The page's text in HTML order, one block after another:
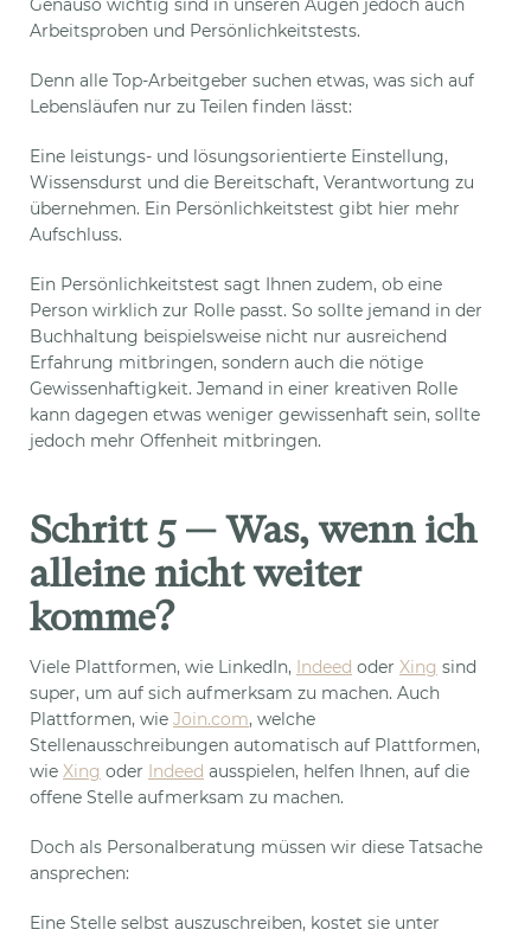
Genauso wichtig sind in unseren Augen jedoch auch
Arbeitsproben und Persönlichkeitstests.
Denn alle Top-Arbeitgeber suchen etwas, was sich auf
Lebensläufen nur zu Teilen finden lässt:
Eine leistungs- und lösungsorientierte Einstellung,
Wissensdurst und die Bereitschaft, Verantwortung zu
übernehmen. Ein Persönlichkeitstest gibt hier mehr
Aufschluss.
Ein Persönlichkeitstest sagt Ihnen zudem, ob eine
Person wirklich zur Rolle passt. So sollte jemand in der
Buchhaltung beispielsweise nicht nur ausreichend
Erfahrung mitbringen, sondern auch die nötige
Gewissenhaftigkeit. Jemand in einer kreativen Rolle
kann dagegen etwas weniger gewissenhaft sein, sollte
jedoch mehr Offenheit mitbringen.
Schritt 5 — Was, wenn ich
alleine nicht weiter
komme?
Viele Plattformen, wie LinkedIn, Indeed oder Xing sind
super, um auf sich aufmerksam zu machen. Auch
Plattformen, wie Join.com, welche
Stellenausschreibungen automatisch auf Plattformen,
wie Xing oder Indeed ausspielen, helfen Ihnen, auf die
offene Stelle aufmerksam zu machen.
Doch als Personalberatung müssen wir diese Tatsache
ansprechen:
Eine Stelle selbst auszuschreiben, kostet sie unter